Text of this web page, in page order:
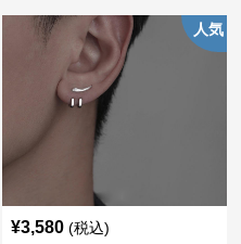
人気
¥3,580 (税込)